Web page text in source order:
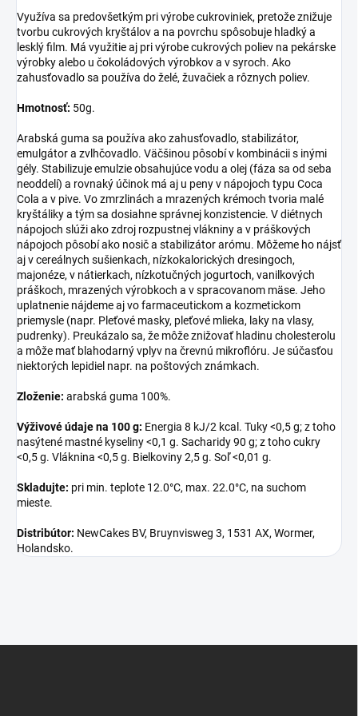
Využíva sa predovšetkým pri výrobe cukroviniek, pretože znižuje
tvorbu cukrových kryštálov a na povrchu spôsobuje hladký a
lesklý film. Má využitie aj pri výrobe cukrových poliev na pekárske
výrobky alebo u čokoládových výrobkov a v syroch. Ako
zahusťovadlo sa používa do želé, žuvačiek a rôznych poliev.
Hmotnosť: 50g.
Arabská guma sa používa ako zahusťovadlo, stabilizátor,
emulgátor a zvlhčovadlo. Väčšinou pôsobí v kombinácii s inými
gély. Stabilizuje emulzie obsahujúce vodu a olej (fáza sa od seba
neoddelí) a rovnaký účinok má aj u peny v nápojoch typu Coca
Cola a v pive. Vo zmrzlinách a mrazených krémoch tvoria malé
kryštáliky a tým sa dosiahne správnej konzistencie. V diétnych
nápojoch slúži ako zdroj rozpustnej vlákniny a v práškových
nápojoch pôsobí ako nosič a stabilizátor arómu. Môžeme ho nájsť
aj v cereálnych sušienkach, nízkokalorických dresingoch,
majonéze, v nátierkach, nízkotučných jogurtoch, vanilkových
práškoch, mrazených výrobkoch a v spracovanom mäse. Jeho
uplatnenie nájdeme aj vo farmaceutickom a kozmetickom
priemysle (napr. Pleťové masky, pleťové mlieka, laky na vlasy,
pudrenky). Preukázalo sa, že môže znižovať hladinu cholesterolu
a môže mať blahodarný vplyv na črevnú mikroflóru. Je súčasťou
niektorých lepidiel napr. na poštových známkach.
Zloženie: arabská guma 100%.
Výživové údaje na 100 g: Energia 8 kJ/2 kcal. Tuky <0,5 g; z toho
nasýtené mastné kyseliny <0,1 g. Sacharidy 90 g; z toho cukry
<0,5 g. Vláknina <0,5 g. Bielkoviny 2,5 g. Soľ <0,01 g.
Skladujte: pri min. teplote 12.0°C, max. 22.0°C, na suchom
mieste.
Distribútor: NewCakes BV, Bruynvisweg 3, 1531 AX, Wormer,
Holandsko.